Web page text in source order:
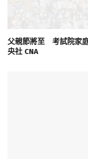
父親節將至 考試院家
央社 CNA